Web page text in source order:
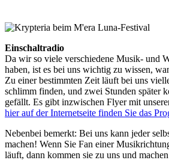
Einschaltradio
Da wir so viele verschiedene Musik- und
haben, ist es bei uns wichtig zu wissen,
Zu einer bestimmten Zeit läuft bei uns
schlimm finden, und zwei Stunden später
gefällt. Es gibt inzwischen Flyer mit
hier auf der Internetseite finden Sie das
Nebenbei bemerkt: Bei uns kann jeder
machen! Wenn Sie Fan einer
läuft, dann kommen sie zu uns und